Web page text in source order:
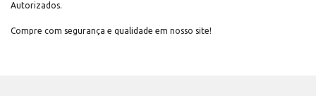
Autorizados.
Compre com segurança e qualidade em nosso site!